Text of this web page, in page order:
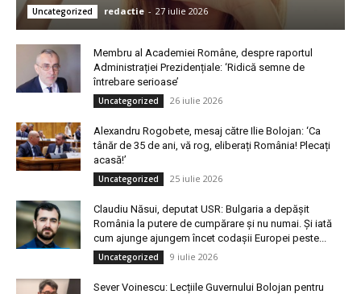
Uncategorized redactie - 27 iulie 2026
Membru al Academiei Române, despre raportul
Administrației Prezidențiale: ‘Ridică semne de
întrebare serioase’
Uncategorized 26 iulie 2026
Alexandru Rogobete, mesaj către Ilie Bolojan: ‘Ca
tânăr de 35 de ani, vă rog, eliberați România! Plecați
acasă!’
Uncategorized 25 iulie 2026
Claudiu Năsui, deputat USR: Bulgaria a depășit
România la putere de cumpărare și nu numai. Și iată
cum ajunge ajungem încet codașii Europei peste...
Uncategorized 9 iulie 2026
Sever Voinescu: Lecțiile Guvernului Bolojan pentru